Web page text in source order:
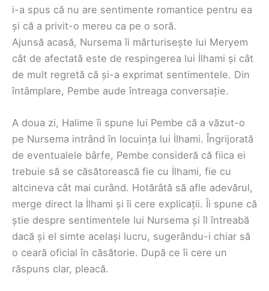
i-a spus că nu are sentimente romantice pentru ea
și că a privit-o mereu ca pe o soră.
Ajunsă acasă, Nursema îi mărturisește lui Meryem
cât de afectată este de respingerea lui İlhami și cât
de mult regretă că și-a exprimat sentimentele. Din
întâmplare, Pembe aude întreaga conversație.
A doua zi, Halime îi spune lui Pembe că a văzut-o
pe Nursema intrând în locuința lui İlhami. Îngrijorată
de eventualele bârfe, Pembe consideră că fiica ei
trebuie să se căsătorească fie cu İlhami, fie cu
altcineva cât mai curând. Hotărâtă să afle adevărul,
merge direct la İlhami și îi cere explicații. Îi spune că
știe despre sentimentele lui Nursema și îl întreabă
dacă și el simte același lucru, sugerându-i chiar să
o ceară oficial în căsătorie. După ce îi cere un
răspuns clar, pleacă.